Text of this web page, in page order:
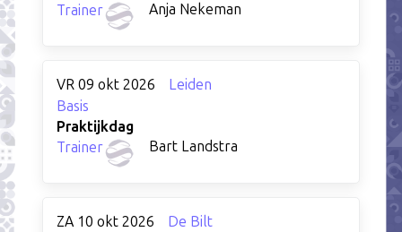
Trainer
Anja Nekeman
VR 09 okt 2026
Leiden
Basis
Praktijkdag
Trainer
Bart Landstra
ZA 10 okt 2026
De Bilt